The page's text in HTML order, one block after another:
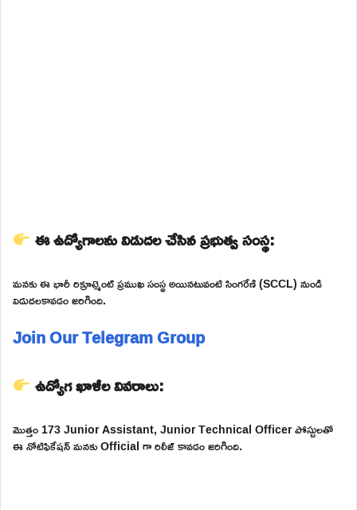
ఈ ఉద్యోగాలను విడుదల చేసిన ప్రభుత్వ సంస్థ:
మనకు ఈ భారీ రిక్రూట్మెంట్ ప్రముఖ సంస్థ అయినటువంటి సింగరేణి (SCCL) నుండి
విడుదలకావడం జరిగింది.
Join Our Telegram Group
ఉద్యోగ ఖాళీల వివరాలు:
మొత్తం 173 Junior Assistant, Junior Technical Officer పోస్టులతో
ఈ నోటిఫికేషన్ మనకు Official గా రిలీజ్ కావడం జరిగింది.